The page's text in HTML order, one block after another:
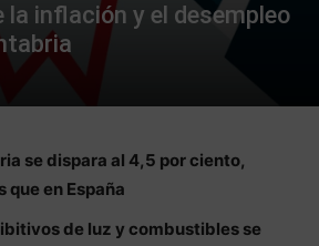
la inflación y el desempleo
se dispara al 4,5 por ciento,
que en España
de luz y combustibles se